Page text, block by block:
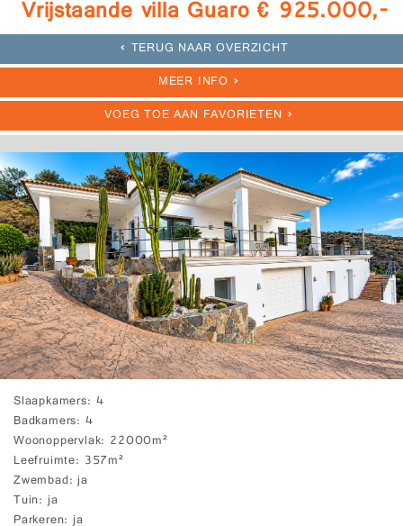
Vrijstaande villa Guaro € 925.000,-
TERUG NAAR OVERZICHT
MEER INFO
VOEG TOE AAN FAVORIETEN
Slaapkamers 4
Badkamers 4
Woonoppervlak 22000m²
Leefruimte 357m²
Zwembad ja
Tuin ja
Parkeren ja